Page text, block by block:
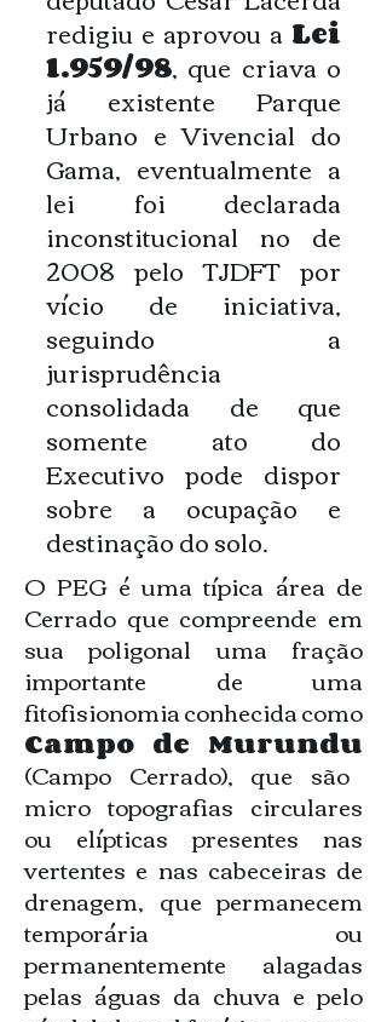
redigiu e aprovou a Lei
1.959/98, que criava o
já existente Parque
Urbano e Vivencial do
Gama, eventualmente a
lei foi declarada
inconstitucional no de
2008 pelo TJDFT por
vício de iniciativa,
seguindo a
jurisprudência
consolidada de que
somente ato do
Executivo pode dispor
sobre a ocupação e
destinação do solo.
O PEG é uma típica área de
Cerrado que compreende em
sua poligonal uma fração
importante de uma
fitofisionomia conhecida como
Campo de Murundu
(Campo Cerrado), que são
micro topografias circulares
ou elípticas presentes nas
vertentes e nas cabeceiras de
drenagem, que permanecem
temporária ou
permanentemente alagadas
pelas águas da chuva e pelo